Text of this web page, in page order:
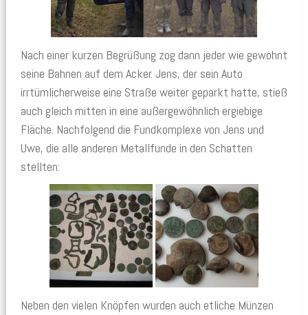
Nach einer kurzen Begrüßung zog dann jeder wie gewohnt
seine Bahnen auf dem Acker. Jens, der sein Auto
irrtümlicherweise eine Straße weiter geparkt hatte, stieß
auch gleich mitten in eine außergewöhnlich ergiebige
Fläche. Nachfolgend die Fundkomplexe von Jens und
Uwe, die alle anderen Metallfunde in den Schatten
stellten:
Neben den vielen Knöpfen wurden auch etliche Münzen